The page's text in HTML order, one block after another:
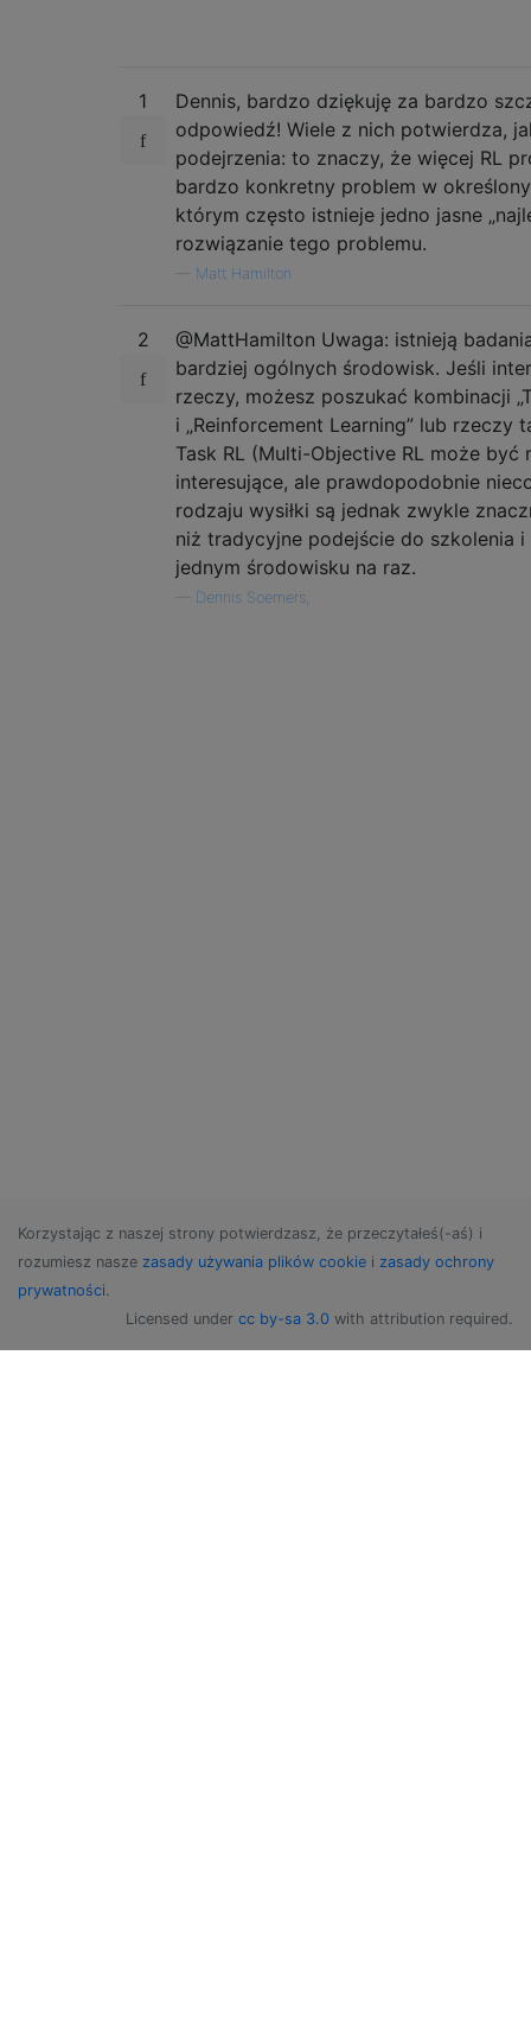
1
Dennis, bardzo dziękuję za bardzo
odpowiedź! Wiele z nich potwierdza,
podejrzenia: to znaczy, że więcej RL
bardzo konkretny problem w
którym często istnieje jedno jasne
rozwiązanie tego problemu.
Matt Hamilton
2
@MattHamilton Uwaga: istnieją
bardziej ogólnych środowisk. Jeśli
rzeczy, możesz poszukać kombinacji
i „Reinforcement Learning” lub rzeczy
Task RL (Multi-Objective RL może być
interesujące, ale prawdopodobnie
rodzaju wysiłki są jednak zwykle
niż tradycyjne podejście do szkolenia i
jednym środowisku na raz.
Dennis Soemers,
Korzystając z naszej strony potwierdzasz, że przeczytałeś(-aś) i
rozumiesz nasze zasady używania plików cookie i zasady ochrony
prywatności.
Licensed under cc by-sa 3.0 with attribution required.